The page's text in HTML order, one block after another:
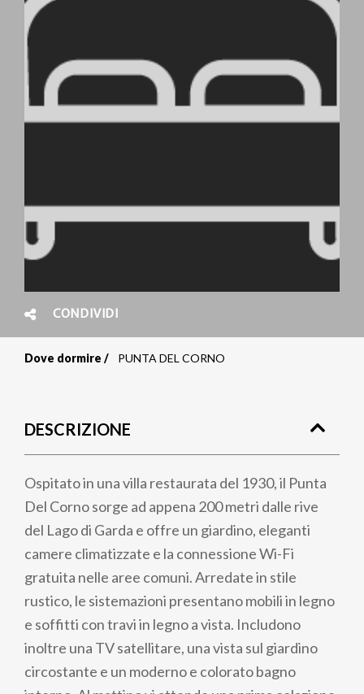
CONDIVIDI
pane
Dove dormire PUNTA DEL CORNO
DESCRIZIONE
Ospitato in una villa restaurata del 1930, il Punta
Del Corno sorge ad appena 200 metri dalle rive
del Lago di Garda e offre un giardino, eleganti
camere climatizzate e la connessione Wi-Fi
gratuita nelle aree comuni. Arredate in stile
rustico, le sistemazioni presentano mobili in legno
e soffitti con travi in ​​legno a vista. Includono
inoltre una TV satellitare, una vista sul giardino
circostante e un moderno e colorato bagno